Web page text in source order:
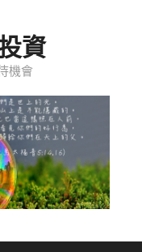
資
機會